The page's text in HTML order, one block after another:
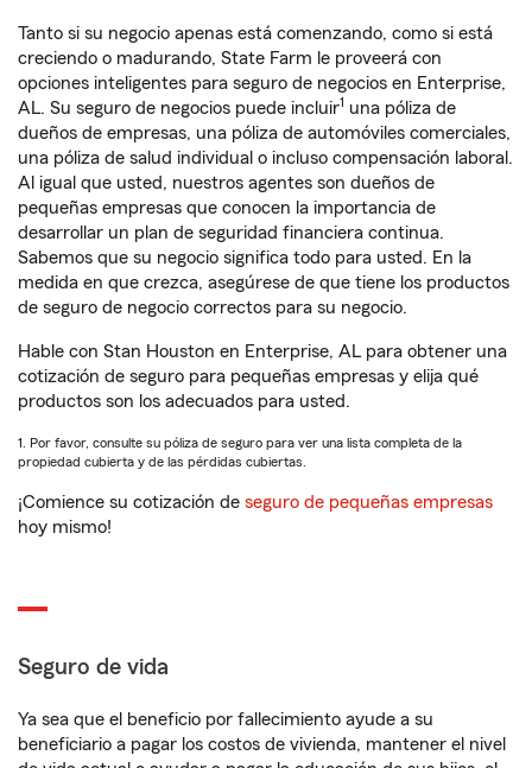
Tanto si su negocio apenas está comenzando, como si está
creciendo o madurando, State Farm le proveerá con
opciones inteligentes para seguro de negocios en Enterprise,
AL. Su seguro de negocios puede incluir1 una póliza de
dueños de empresas, una póliza de automóviles comerciales,
una póliza de salud individual o incluso compensación laboral.
Al igual que usted, nuestros agentes son dueños de
pequeñas empresas que conocen la importancia de
desarrollar un plan de seguridad financiera continua.
Sabemos que su negocio significa todo para usted. En la
medida en que crezca, asegúrese de que tiene los productos
de seguro de negocio correctos para su negocio.
Hable con Stan Houston en Enterprise, AL para obtener una
cotización de seguro para pequeñas empresas y elija qué
productos son los adecuados para usted.
1. Por favor, consulte su póliza de seguro para ver una lista completa de la
propiedad cubierta y de las pérdidas cubiertas.
¡Comience su cotización de seguro de pequeñas empresas
hoy mismo!
Seguro de vida
Ya sea que el beneficio por fallecimiento ayude a su
beneficiario a pagar los costos de vivienda, mantener el nivel